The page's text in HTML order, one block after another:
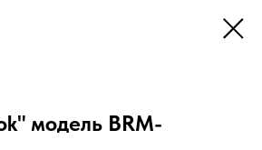
модель BRM-